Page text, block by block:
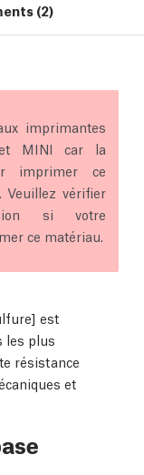
(2)
imprimantes
MINI car la
imprimer ce
Veuillez vérifier
si votre
ce matériau.
est
les plus
résistance
et